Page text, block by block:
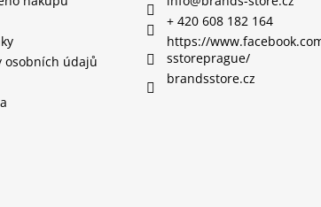
osobních údajů
+ 420 608 182 164
https://
sstoreprague/
brandsstore.cz